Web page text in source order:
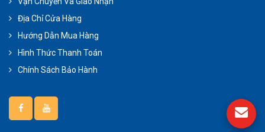
Địa Chỉ Cửa Hàng
Hướng Dẫn Mua Hàng
Hình Thức Thanh Toán
Chính Sách Bảo Hành